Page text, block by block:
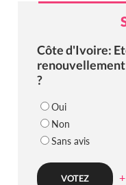
Côte d'Ivoire:
renouvellement
?
Oui
Non
Sans avis